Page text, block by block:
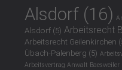
Alsdorf (16)
Alsdorf (5) Arbeitsrecht
Arbeitsrecht Geilenkirchen
Übach-Palenberg (5)
Arbeitsvertrag Anwalt Baesweiler